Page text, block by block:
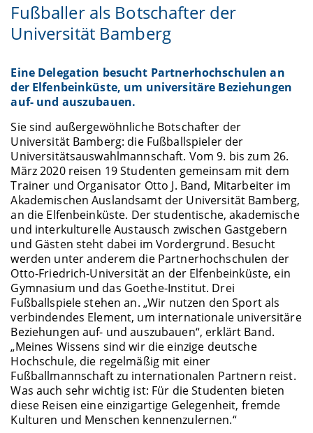
Fußballer als Botschafter der
Universität Bamberg
Eine Delegation besucht Partnerhochschulen an
der Elfenbeinküste, um universitäre Beziehungen
auf- und auszubauen.
Sie sind außergewöhnliche Botschafter der
Universität Bamberg: die Fußballspieler der
Universitätsauswahlmannschaft. Vom 9. bis zum 26.
März 2020 reisen 19 Studenten gemeinsam mit dem
Trainer und Organisator Otto J. Band, Mitarbeiter im
Akademischen Auslandsamt der Universität Bamberg,
an die Elfenbeinküste. Der studentische, akademische
und interkulturelle Austausch zwischen Gastgebern
und Gästen steht dabei im Vordergrund. Besucht
werden unter anderem die Partnerhochschulen der
Otto-Friedrich-Universität an der Elfenbeinküste, ein
Gymnasium und das Goethe-Institut. Drei
Fußballspiele stehen an. „Wir nutzen den Sport als
verbindendes Element, um internationale universitäre
Beziehungen auf- und auszubauen“, erklärt Band.
„Meines Wissens sind wir die einzige deutsche
Hochschule, die regelmäßig mit einer
Fußballmannschaft zu internationalen Partnern reist.
Was auch sehr wichtig ist: Für die Studenten bieten
diese Reisen eine einzigartige Gelegenheit, fremde
Kulturen und Menschen kennenzulernen.“